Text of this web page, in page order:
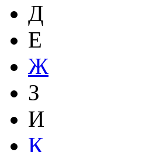
Д
Е
Ж
З
И
К